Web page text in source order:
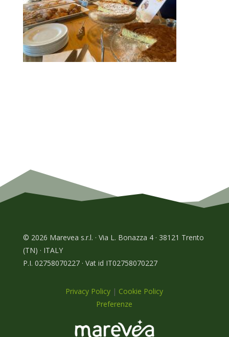
© 2026 Marevea s.r.l. · Via L. Bonazza 4 · 38121 Trento
(TN) · ITALY
P.I. 02758070227 · Vat id IT02758070227
Privacy Policy | Cookie Policy
Preferenze